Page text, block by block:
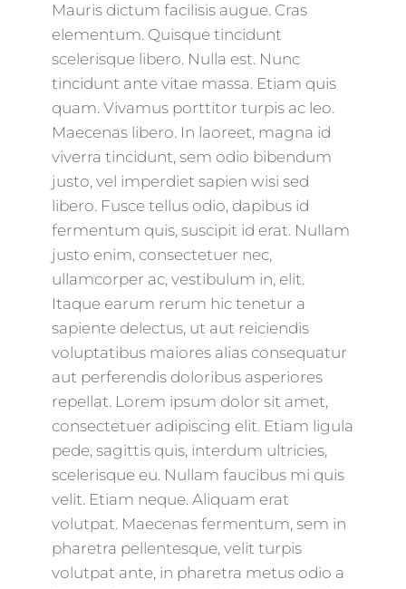
Mauris dictum facilisis augue. Cras
elementum. Quisque tincidunt
scelerisque libero. Nulla est. Nunc
tincidunt ante vitae massa. Etiam quis
quam. Vivamus porttitor turpis ac leo.
Maecenas libero. In laoreet, magna id
viverra tincidunt, sem odio bibendum
justo, vel imperdiet sapien wisi sed
libero. Fusce tellus odio, dapibus id
fermentum quis, suscipit id erat. Nullam
justo enim, consectetuer nec,
ullamcorper ac, vestibulum in, elit.
Itaque earum rerum hic tenetur a
sapiente delectus, ut aut reiciendis
voluptatibus maiores alias consequatur
aut perferendis doloribus asperiores
repellat. Lorem ipsum dolor sit amet,
consectetuer adipiscing elit. Etiam ligula
pede, sagittis quis, interdum ultricies,
scelerisque eu. Nullam faucibus mi quis
velit. Etiam neque. Aliquam erat
volutpat. Maecenas fermentum, sem in
pharetra pellentesque, velit turpis
volutpat ante, in pharetra metus odio a